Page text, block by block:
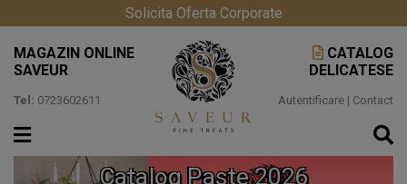
Solicita Oferta Corporate
MAGAZIN ONLINE
SAVEUR
Tel: 0723602611
CATALOG
DELICATESE
Autentificare | Contact
Catalog Paste 2026